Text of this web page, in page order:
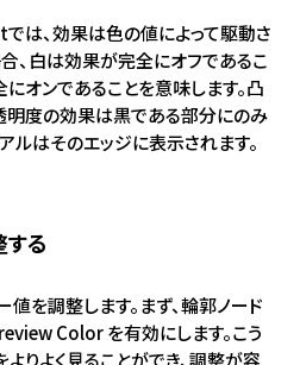
は、効果は色の値によって駆動さ
、白は効果が完全にオフであるこ
オンであることを意味します。凸
明度の効果は黒である部分にのみ
ルはそのエッジに表示されます。
る
値を調整します。まず、輪郭ノード
Color を有効にします。こう
よりよく見ることができ、調整が容